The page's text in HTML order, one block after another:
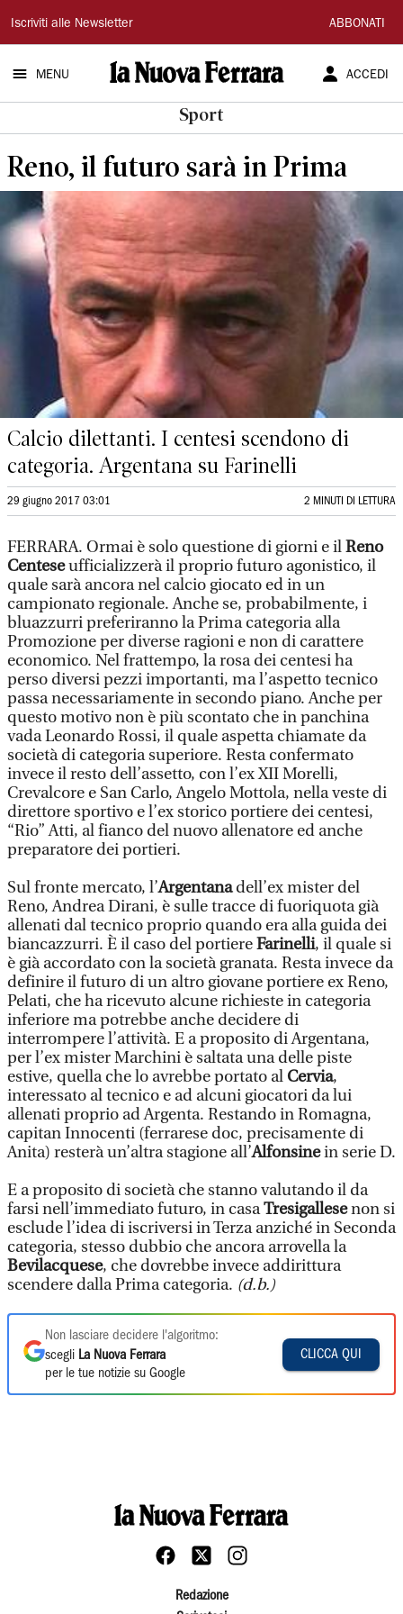
La
Nuova
Ferrara
Iscriviti alle Newsletter ABBONATI
MENU ACCEDI
Sport
Reno, il futuro sarà in Prima
Calcio dilettanti. I centesi scendono di
categoria. Argentana su Farinelli
29 giugno 2017 03:01 2 MINUTI DI LETTURA
FERRARA. Ormai è solo questione di giorni e ilReno
Centeseufficializzerà il proprio futuro agonistico, il
quale sarà ancora nel calcio giocato ed in un
campionato regionale. Anche se, probabilmente, i
bluazzurri preferiranno la Prima categoria alla
Promozione per diverse ragioni e non di carattere
economico. Nel frattempo, la rosa dei centesi ha
perso diversi pezzi importanti, ma l’aspetto tecnico
passa necessariamente in secondo piano. Anche per
questo motivo non è più scontato che in panchina
vada Leonardo Rossi, il quale aspetta chiamate da
società di categoria superiore. Resta confermato
invece il resto dell’assetto, con l’ex XII Morelli,
Crevalcore e San Carlo, Angelo Mottola, nella veste di
direttore sportivo e l’ex storico portiere dei centesi,
“Rio” Atti, al fianco del nuovo allenatore ed anche
preparatore dei portieri.
Sul fronte mercato, l’Argentanadell’ex mister del
Reno, Andrea Dirani, è sulle tracce di fuoriquota già
allenati dal tecnico proprio quando era alla guida dei
biancazzurri. È il caso del portiereFarinelli, il quale si
è già accordato con la società granata. Resta invece da
definire il futuro di un altro giovane portiere ex Reno,
Pelati, che ha ricevuto alcune richieste in categoria
inferiore ma potrebbe anche decidere di
interrompere l’attività. E a proposito di Argentana,
per l’ex mister Marchini è saltata una delle piste
estive, quella che lo avrebbe portato al Cervia,
interessato al tecnico e ad alcuni giocatori da lui
allenati proprio ad Argenta. Restando in Romagna,
capitan Innocenti (ferrarese doc, precisamente di
Anita) resterà un’altra stagione all’Alfonsinein serie D.
E a proposito di società che stanno valutando il da
farsi nell’immediato futuro, in casaTresigallesenon si
esclude l’idea di iscriversi in Terza anziché in Seconda
categoria, stesso dubbio che ancora arrovella la
Bevilacquese, che dovrebbe invece addirittura
scendere dalla Prima categoria. (d.b.)
Non lasciare decidere l'algoritmo:
scegli La Nuova Ferrara
per le tue notizie su Google
CLICCA QUI
Redazione